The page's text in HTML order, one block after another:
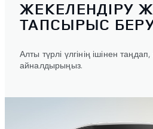
ЖЕКЕЛЕНДІРУ
ТАПСЫРЫС
Алты түрлі үлгінің ішінен
айналдырыңыз.